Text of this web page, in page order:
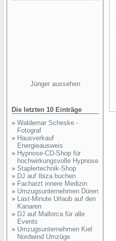
Jünger aussehen
Die letzten 10 Einträge
» Waldemar Scheske -
Fotograf
» Hausverkauf
Energieausweis
» Hypnose-CD-Shop für
hochwirkungsvolle Hypnose
» Staplertechnik-Shop
» DJ auf Ibiza buchen
» Facharzt innere Medizin
» Umzugsunternehmen Düren
» Last-Minute Urlaub auf den
Kanaren
» DJ auf Mallorca für alle
Events
» Umzugsunternehmen Kiel
Nordwind Umzüge